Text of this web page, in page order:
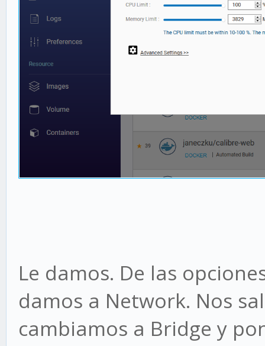
Le damos. De las
damos a Network. Nos
cambiamos a Bridge y